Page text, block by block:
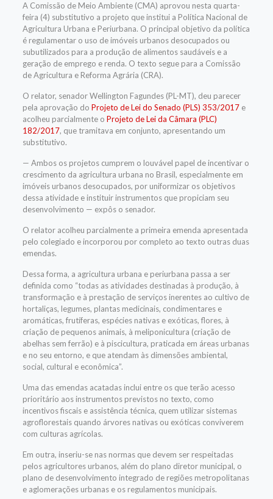
A Comissão de Meio Ambiente (CMA) aprovou nesta quarta-
feira (4) substitutivo a projeto que institui a Política Nacional de
Agricultura Urbana e Periurbana. O principal objetivo da política
é regulamentar o uso de imóveis urbanos desocupados ou
subutilizados para a produção de alimentos saudáveis e a
geração de emprego e renda. O texto segue para a Comissão
de Agricultura e Reforma Agrária (CRA).
O relator, senador Wellington Fagundes (PL-MT), deu parecer
pela aprovação do Projeto de Lei do Senado (PLS) 353/2017e
acolheu parcialmente o Projeto de Lei da Câmara (PLC)
182/2017, que tramitava em conjunto, apresentando um
substitutivo.
— Ambos os projetos cumprem o louvável papel de incentivar o
crescimento da agricultura urbana no Brasil, especialmente em
imóveis urbanos desocupados, por uniformizar os objetivos
dessa atividade e instituir instrumentos que propiciam seu
desenvolvimento — expôs o senador.
O relator acolheu parcialmente a primeira emenda apresentada
pelo colegiado e incorporou por completo ao texto outras duas
emendas.
Dessa forma, a agricultura urbana e periurbana passa a ser
definida como “todas as atividades destinadas à produção, à
transformação e à prestação de serviços inerentes ao cultivo de
hortaliças, legumes, plantas medicinais, condimentares e
aromáticas, frutíferas, espécies nativas e exóticas, flores, à
criação de pequenos animais, à meliponicultura (criação de
abelhas sem ferrão) e à piscicultura, praticada em áreas urbanas
e no seu entorno, e que atendam às dimensões ambiental,
social, cultural e econômica”.
Uma das emendas acatadas inclui entre os que terão acesso
prioritário aos instrumentos previstos no texto, como
incentivos fiscais e assistência técnica, quem utilizar sistemas
agroflorestais quando árvores nativas ou exóticas conviverem
com culturas agrícolas.
Em outra, inseriu-se nas normas que devem ser respeitadas
pelos agricultores urbanos, além do plano diretor municipal, o
plano de desenvolvimento integrado de regiões metropolitanas
e aglomerações urbanas e os regulamentos municipais.